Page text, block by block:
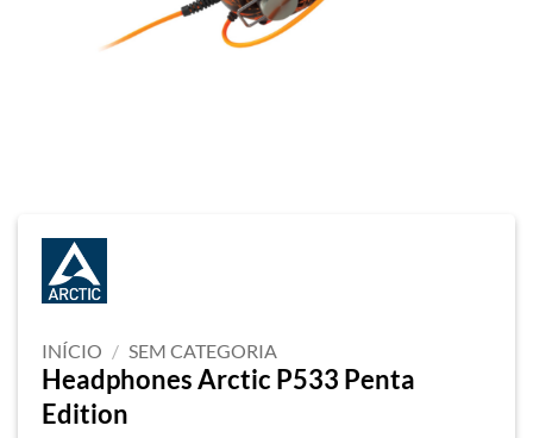
INÍCIO / SEM CATEGORIA
Headphones Arctic P533 Penta
Edition